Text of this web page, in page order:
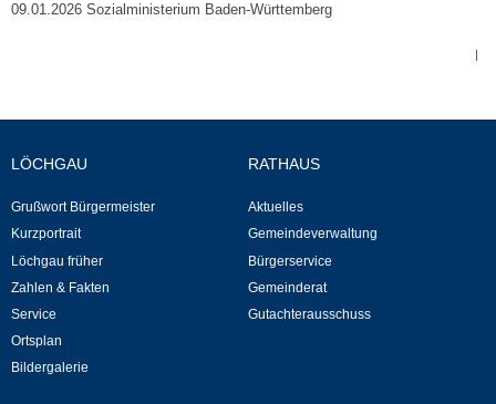
Hallen & Säle
09.01.2026 Sozialministerium Baden-Württemberg
|
LÖCHGAU
Grußwort Bürgermeister
Kurzportrait
Löchgau früher
Zahlen & Fakten
Service
Ortsplan
Bildergalerie
RATHAUS
Aktuelles
Gemeindeverwaltung
Bürgerservice
Gemeinderat
Gutachterausschuss